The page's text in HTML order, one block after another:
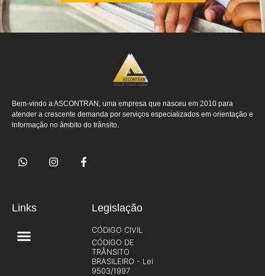
Bem-vindo a ASCONTRAN, uma empresa que nasceu em 2010 para
atender a crescente demanda por serviços especializados em orientação e
informação no âmbito do trânsito.
Links Legislação
CÓDIGO CIVIL
CÓDIGO DE
TRÂNSITO
BRASILEIRO - Lei
9503/1997